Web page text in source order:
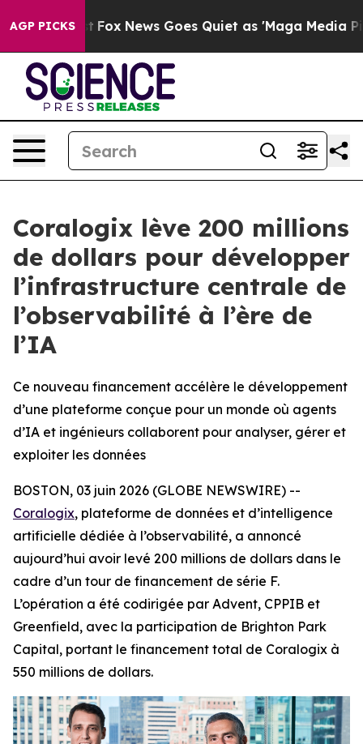
AGP PICKS
Fox News Goes Quiet as 'Maga Media Pipeline'
Coralogix lève 200 millions
de dollars pour développer
l’infrastructure centrale de
l’observabilité à l’ère de
l’IA
Ce nouveau financement accélère le développement
d’une plateforme conçue pour un monde où agents
d’IA et ingénieurs collaborent pour analyser, gérer et
exploiter les données
BOSTON, 03 juin 2026 (GLOBE NEWSWIRE) --
Coralogix, plateforme de données et d’intelligence
artificielle dédiée à l’observabilité, a annoncé
aujourd’hui avoir levé 200 millions de dollars dans le
cadre d’un tour de financement de série F.
L’opération a été codirigée par Advent, CPPIB et
Greenfield, avec la participation de Brighton Park
Capital, portant le financement total de Coralogix à
550 millions de dollars.